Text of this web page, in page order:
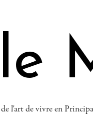
l'art de vivre en